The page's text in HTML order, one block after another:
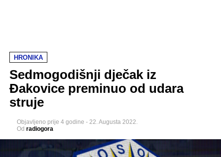
HRONIKA
Sedmogodišnji dječak iz
Đakovice preminuo od udara
struje
Objavljeno prije 4 godine - 22. Augusta 2022.
Od radiogora